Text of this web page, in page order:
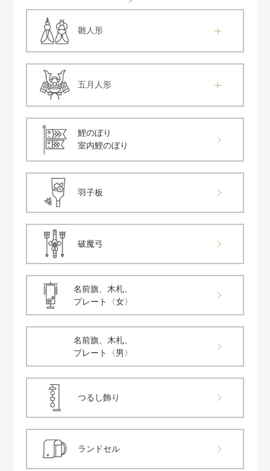
雛人形
五月人形
鯉のぼり
室内鯉のぼり
羽子板
破魔弓
名前旗、木札、
プレート〈女〉
名前旗、木札、
プレート〈男〉
つるし飾り
ランドセル